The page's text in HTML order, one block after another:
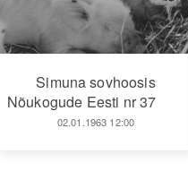
Simuna sovhoosis
Nõukogude Eesti nr 37
02.01.1963 12:00